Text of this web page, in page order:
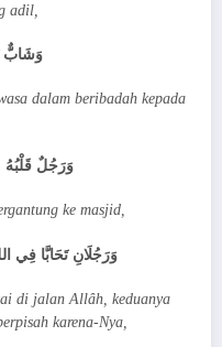
adil,
وَشَابٌّ
dalam beribadah kepada
وَرَجُلٌ قَلْبُهُ
ke masjid,
وَرَجُلَانِ تَحَابَّا فِي
di jalan Allâh, keduanya
karena-Nya,